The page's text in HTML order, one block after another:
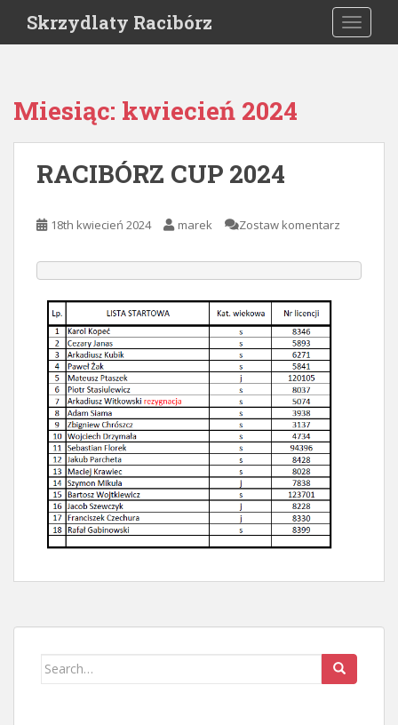
i
Skrzydlaty Racibórz
Miesiąc: kwiecień 2024
RACIBÓRZ CUP 2024
18th kwiecień 2024 marek Zostaw komentarz
Search